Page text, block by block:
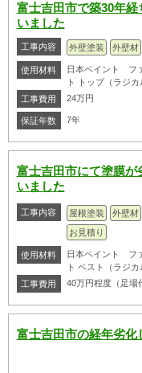
富士吉田市で築30年
いました
工事内容 外壁塗装 外壁材
使用材料
日本ペイント フ
ト トップ（ラジカ
工事費用
24万円
保証年数 7年
富士吉田市にて塗膜が
いました
工事内容 屋根塗装 外壁材
お見積り
使用材料
日本ペイント フ
ト ベスト（ラジカ
工事費用
40万円程度（足場
富士吉田市の経年劣化